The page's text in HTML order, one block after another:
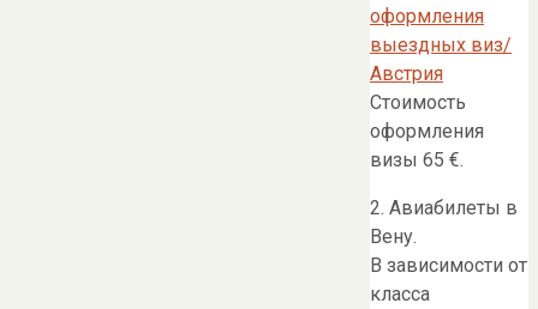
оформления
выездных виз/
Австрия
Стоимость
оформления
визы 65 €.
2. Авиабилеты в
Вену.
В зависимости от
класса